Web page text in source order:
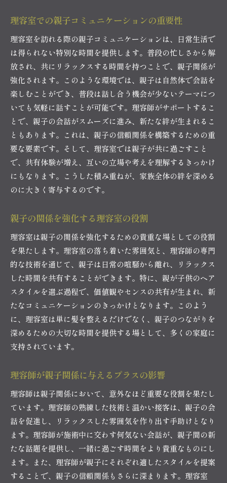
理容室での親子コミュニケーションの重要性
理容室を訪れる際の親子コミュニケーションは、日常生活で
は得られない特別な時間を提供します。普段の忙しさから解
放され、共にリラックスする時間を持つことで、親子関係が
強化されます。このような環境では、親子は自然体で会話を
楽しむことができ、普段は話し合う機会が少ないテーマにつ
いても気軽に話すことが可能です。理容師がサポートするこ
とで、親子の会話がスムーズに進み、新たな絆が生まれるこ
ともあります。これは、親子の信頼関係を構築するための重
要な要素です。そして、理容室では親子が共に過ごすこと
で、共有体験が増え、互いの立場や考えを理解するきっかけ
にもなります。こうした積み重ねが、家族全体の絆を深める
のに大きく寄与するのです。
親子の関係を強化する理容室の役割
理容室は親子の関係を強化するための貴重な場としての役割
を果たします。理容室の落ち着いた雰囲気と、理容師の専門
的な技術を通じて、親子は日常の喧騒から離れ、リラックス
した時間を共有することができます。特に、親が子供のヘア
スタイルを選ぶ過程で、価値観やセンスの共有が生まれ、新
たなコミュニケーションのきっかけとなります。このよう
に、理容室は単に髪を整えるだけでなく、親子のつながりを
深めるための大切な時間を提供する場として、多くの家庭に
支持されています。
理容師が親子関係に与えるプラスの影響
理容師は親子関係において、意外なほど重要な役割を果たし
ています。理容師の熟練した技術と温かい接客は、親子の会
話を促進し、リラックスした雰囲気を作り出す手助けとなり
ます。理容師が施術中に交わす何気ない会話が、親子間の新
たな話題を提供し、一緒に過ごす時間をより貴重なものにし
ます。また、理容師が親子にそれぞれ適したスタイルを提案
することで、親子の信頼関係もさらに深まります。理容室